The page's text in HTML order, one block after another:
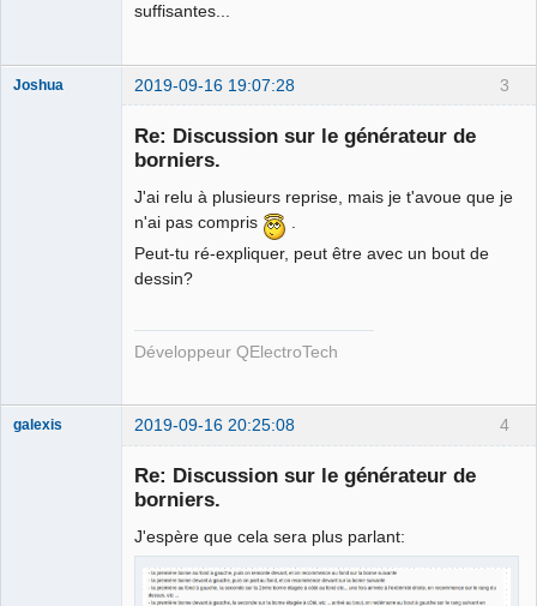
suffisantes...
3
Joshua 2019-09-16 19:07:28
Re: Discussion sur le générateur de
borniers.
J'ai relu à plusieurs reprise, mais je t'avoue que je
n'ai pas compris
Peut-tu ré-expliquer, peut être avec un bout de
dessin?
Développeur QElectroTech
4
galexis 2019-09-16 20:25:08
Re: Discussion sur le générateur de
borniers.
J'espère que cela sera plus parlant: